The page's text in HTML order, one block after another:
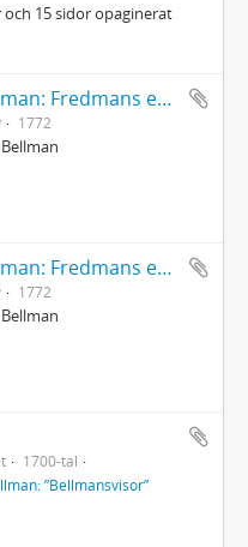
15 sidor opaginerat
Carl Michael Bellman: Fredmans epistlar [dedicerade till J.D. Duwall] Del 2
1772
Carl Michael Bellman: Fredmans epistlar [dedicerade till J.D. Duwall] Del 1
1772
1700-tal
”Bellmansvisor”